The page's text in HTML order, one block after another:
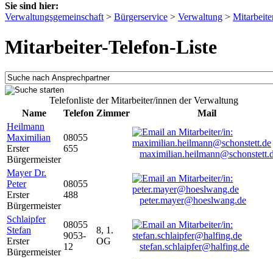
Sie sind hier:
Verwaltungsgemeinschaft > Bürgerservice > Verwaltung >
Mitarbeiter-Telefon-Liste
Telefonliste der Mitarbeiter/innen der Verwaltung
Name
Telefon Zimmer
Mail
Heilmann
Maximilian
Erster
Bürgermeister
08055
655
Mayer Dr.
Peter
Erster
Bürgermeister
08055
488
peter.mayer@hoeslwang.de
Schlaipfer
Stefan
Erster
Bürgermeister
08055
9053-
12
8, 1.
OG
stefan.schlaipfer@halfing.de